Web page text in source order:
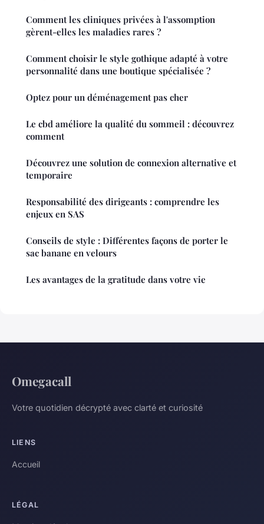
Comment les cliniques privées à l'assomption
gèrent-elles les maladies rares ?
Comment choisir le style gothique adapté à votre
personnalité dans une boutique spécialisée ?
Optez pour un déménagement pas cher
Le cbd améliore la qualité du sommeil : découvrez
comment
Découvrez une solution de connexion alternative et
temporaire
Responsabilité des dirigeants : comprendre les
enjeux en SAS
Conseils de style : Différentes façons de porter le
sac banane en velours
Les avantages de la gratitude dans votre vie
Omegacall
Votre quotidien décrypté avec clarté et curiosité
LIENS
Accueil
LÉGAL